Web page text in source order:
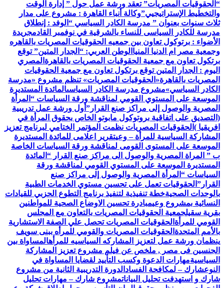
“الحقوقيات المصريات” تعقد ورشة عمل حول ” إدارة الوقت
والتخطيط الإستراتيجيي”وكالة أنباء القاهرة : مشروع على مدار
ثلاث سنوات بعنوان ” مدرسة الكادر السياسي “ الوفد : إنطلاق
مدرسة للكادر السياسى للنساء بالشرقية في نوفمبر القادمجريدة
الأضواء : برتوكول تعاون بين جمعيه الحقوقيات المصريات بالقاهره
وجمعية مصر ام الدنيا المنيا الوطن العربي: “الجدار المتين” توقع
برتكول تعاون مع جمعية الحقوقيات المصريات بالقاهرة المصري
اليوم : الجدار المتين توقع برتكول تعاون مع جمعية الحقوقيات
المصريات بالقاهرة«الحقوقيات المصريات» تنظم مشروع «مدرسة
الكادر السياسي»مشروع مدرسة الكادر السياسىالمائدة المستديرة
الموسعة على المستوي القومي لمناقشة ورقة السياسات “المرأة
المصرية والوصول إلى مراكز صنع القرار” أول ورشة عمل تدريبية
(التصديق على اتفاقية بروتوكول مابوتو الخاص بحقوق المرأة في
افريقيا ) الحقوقيات المصريات نظمت المؤتمر الختامي لبرنامج تعزيز
المشاركة السياسية للمرأة – وعيتقرير اعلامى للمائدة المستديرة
الموسعة على المستوى القومى لمناقشة ورقة السياسات الخاصة
ب ” المراة المصرية والوصول الى مراكز صنع القرار “ المائدة
المستديرة الموسعة على المستوي القومي لمناقشة ورقة
السياسات “المرأة المصرية والوصول إلى مراكز صنع
القرار” الحقوقيات تعمل على تحسين مستوي الخدمات الطبية
بالوحدات الصحيةخطة تنفيذية لتنفيذ برنامج التطوع الحزبي للقيادات
النسائية بمشروع وعيمبادرة تحسين الاوضاع الصحية للمواطنين
بقرية سقيلجمعية الحقوقيات المصريات بالتعاون مع المجلس
القومي للمرأة الحقوقيات المصريات تحصل علي الصفة الاستشارية
بالأمم المتحدة الحقوقيات المصريات والقومي للمرأه ببنى سويف
ينظمان ورشة عمل لتعزيز المشاركه السياسيه للمرأهالمساواة بين
الجنسين فى مصر , ملخص عن فيلم مشروع تعزيز المشاركة
السياسيةمهارات الدعوة وكسب التأييد لقضايا المساواة في
النوعشارك – لمكافحة الفساد الدورة التدريبية الثانية من مشروع
شارك و استهدفت تحليل البياناتمشروع شارك – مهارات تحليل